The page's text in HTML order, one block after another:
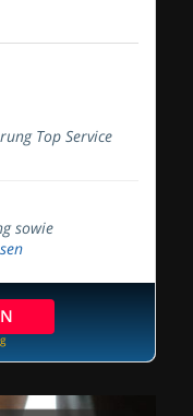
Top Service
sowie